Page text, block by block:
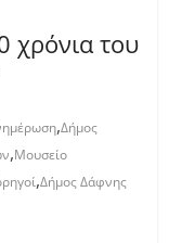
χρόνια του
,Δήμος
,Μουσείο
,Δήμος Δάφνης